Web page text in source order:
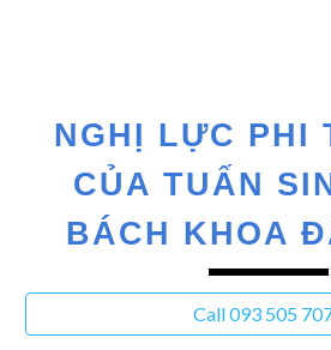
NGHỊ LỰC PHI
CỦA TUẤN
BÁCH KHOA
Call 093 505